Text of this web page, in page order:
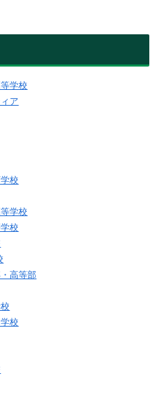
学校
ア
校
学校
校
高等部
校